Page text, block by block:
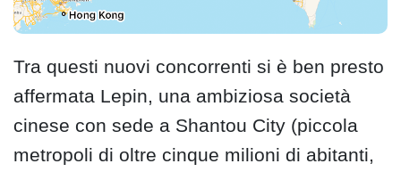
Tra questi nuovi concorrenti si è ben presto
affermata Lepin, una ambiziosa società
cinese con sede a Shantou City (piccola
metropoli di oltre cinque milioni di abitanti,